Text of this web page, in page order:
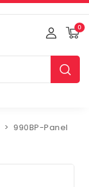
0
990BP-Panel